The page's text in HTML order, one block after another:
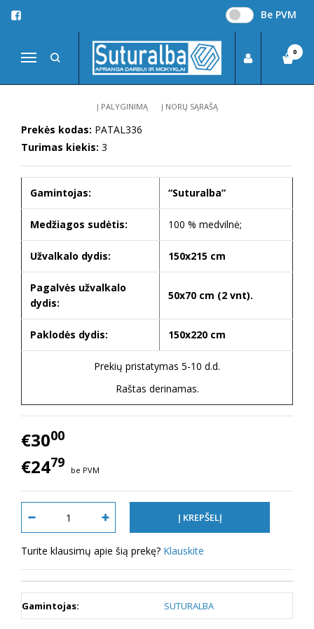
Be PVM
Navigacija
0
Pagrindinis
PATALYNĖS KOMPLEKTAS
Į PALYGINIMĄ Į NORŲ SĄRAŠĄ
Prekės kodas: PATAL336
Turimas kiekis: 3
Gamintojas: “Suturalba”
Medžiagos sudėtis: 100 % medvilnė;
Užvalkalo dydis: 150x215 cm
Pagalvės užvalkalo
dydis:
50x70 cm (2 vnt).
Paklodės dydis: 150x220 cm
Prekių pristatymas 5-10 d.d.
Raštas derinamas.
€3000
€2479 be PVM
Turite klausimų apie šią prekę? Klauskite
Gamintojas: SUTURALBA